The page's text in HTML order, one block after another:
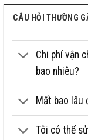
Tải tĩnh
Chất liệu
Trọng lượng
Áp dụng
CÂU HỎI THƯỜNG
Chi phí vận
bao nhiêu?
Mất bao lâu
Tôi có thể